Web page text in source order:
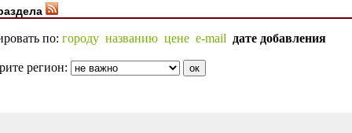
по: городу названию цене e-mail дате добавления
регион: